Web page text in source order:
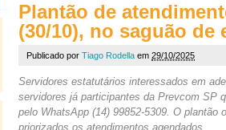
Plantão de
(30/10), no saguão de
Publicado por Tiago Rodella em 29/10/2025
Servidores estatutários interessados em
servidores já participantes da Prevcom SP
pelo WhatsApp (14) 99852-5309. O plantão
priorizados os atendimentos agendados